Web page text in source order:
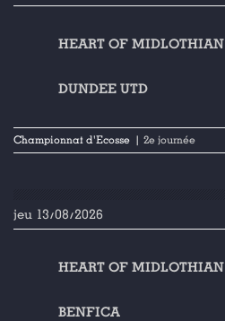
HEART OF MIDLOTHIAN
DUNDEE UTD
Championnat d'Ecosse | 2e journée
jeu 13/08/2026
HEART OF MIDLOTHIAN
BENFICA